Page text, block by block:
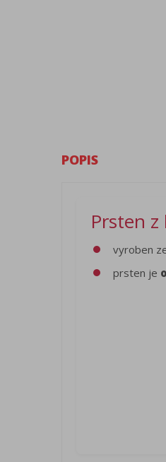
POPIS
Prsten
vyroben
prsten je